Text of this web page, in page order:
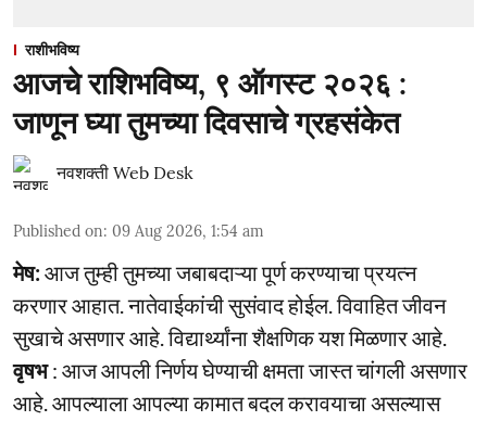
राशीभविष्य
आजचे राशिभविष्य, ९ ऑगस्ट २०२६ :
जाणून घ्या तुमच्या दिवसाचे ग्रहसंकेत
नवशक्ती Web Desk
Published on: 09 Aug 2026, 1:54 am
मेष:आज तुम्ही तुमच्या जबाबदाऱ्या पूर्ण करण्याचा प्रयत्न
करणार आहात. नातेवाईकांची सुसंवाद होईल. विवाहित जीवन
सुखाचे असणार आहे. विद्यार्थ्यांना शैक्षणिक यश मिळणार आहे.
वृषभ: आज आपली निर्णय घेण्याची क्षमता जास्त चांगली असणार
आहे. आपल्याला आपल्या कामात बदल करावयाचा असल्यास